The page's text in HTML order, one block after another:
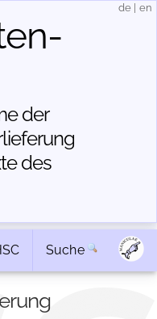
der
des
de en
Suche